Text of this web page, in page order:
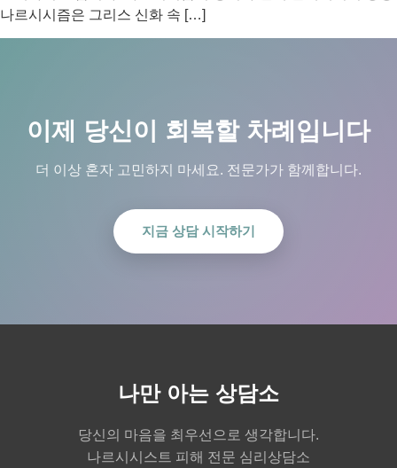
나르시시즘은 그리스 신화 속 […]
이제 당신이 회복할 차례입니다
더 이상 혼자 고민하지 마세요. 전문가가 함께합니다.
지금 상담 시작하기
나만 아는 상담소
당신의 마음을 최우선으로 생각합니다.
나르시시스트 피해 전문 심리상담소